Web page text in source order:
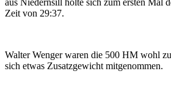
aus Niedernsill holte sich zum ersten Mal
Zeit von 29:37.
Walter Wenger waren die 500 HM wohl
sich etwas Zusatzgewicht mitgenommen.